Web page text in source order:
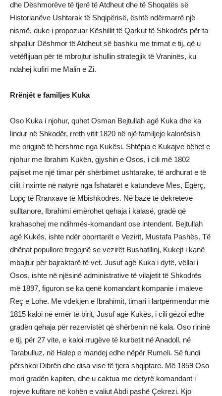
dhe Dëshmorëve të tjerë të Atdheut dhe të Shoqatës së
Historianëve Ushtarak të Shqipërisë, është ndërmarrë një
nismë, duke i propozuar Këshillit të Qarkut të Shkodrës për ta
shpallur Dëshmor të Atdheut së bashku me trimat e tij, që u
vetëflijuan për të mbrojtur ishullin strategjik të Vraninës, ku
ndahej kufiri me Malin e Zi.
Rrënjët e familjes Kuka
Oso Kuka i njohur, quhet Osman Bejtullah agë Kuka dhe ka
lindur në Shkodër, rreth vitit 1820 në një familjeje kalorësish
me origjinë të hershme nga Kukësi. Shtëpia e Kukajve bëhet e
njohur me Ibrahim Kukën, gjyshin e Osos, i cili më 1802
pajiset me një timar për shërbimet ushtarake, të ardhurat e të
cilit i nxirrte në natyrë nga fshatarët e katundeve Mes, Egërç,
Lopç të Rranxave të Mbishkodrës. Në bazë të dekreteve
sulltanore, Ibrahimi emërohet qehaja i kalasë, gradë që
krahasohej me ndihmës-komandant ose intendent. Bejtullah
agë Kukës, ishte ndër oborrtarët e Vezirit, Mustafa Pashës. Të
dhënat popullore tregojnë se vezirët Bushatllinj, Kukejt i kanë
mbajtur për bajraktarë të vet. Jusuf agë Kuka i dytë, vëllai i
Osos, ishte në njësinë administrative të vilajetit të Shkodrës
më 1897, figuron se ka qenë komandant kompanie i maleve
Reç e Lohe. Me vdekjen e Ibrahimit, timari i lartpërmendur më
1815 kaloi në emër të birit, Jusuf agë Kukës, i cili gëzoi edhe
gradën qehaja për rezervistët që shërbenin në kala. Oso rininë
e tij, për 27 vite, e kaloi rrugëve të kurbetit në Anadoll, në
Tarabulluz, në Halep e mandej edhe nëpër Rumeli. Së fundi
përshkoi Dibrën dhe disa vise të tjera shqiptare. Më 1859 Oso
mori gradën kapiten, dhe u caktua me detyrë komandant i
rojeve kufitare në kohën e valiut Abdi pashë Çekrezi. Kjo